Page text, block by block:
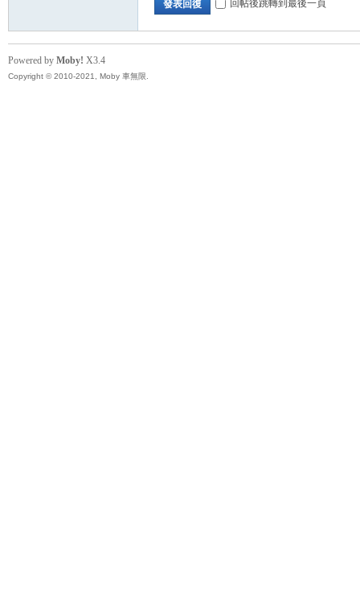
發表回復 回帖後跳轉到最後一頁
Powered by Moby! X3.4
Copyright © 2010-2021, Moby 車無限.